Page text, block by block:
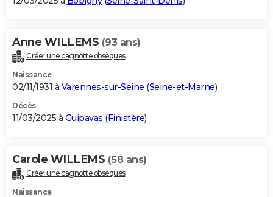
Anne WILLEMS (93 ans)
Créer une cagnotte obsèques
Naissance
02/11/1931 à Varennes-sur-Seine (Seine-et-Marne)
Décès
11/03/2025 à Guipavas (Finistère)
Carole WILLEMS (58 ans)
Créer une cagnotte obsèques
Naissance